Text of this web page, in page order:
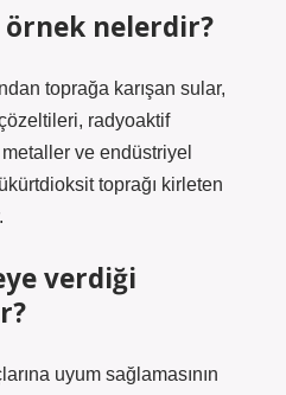
nelerdir?
toprağa karışan sular,
radyoaktif
ve endüstriyel
toprağı kirleten
verdiği
uyum sağlamasının